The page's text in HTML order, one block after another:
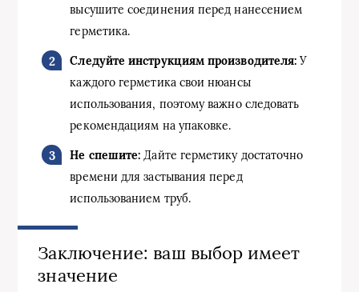
высушите соединения перед нанесением
герметика.
Следуйте инструкциям производителя: У
каждого герметика свои нюансы
использования, поэтому важно следовать
рекомендациям на упаковке.
Не спешите: Дайте герметику достаточно
времени для застывания перед
использованием труб.
Заключение: ваш выбор имеет
значение